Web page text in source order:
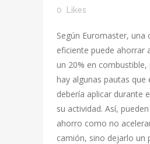
0
Likes
Según Euromaster, una
eficiente puede ahorrar
un 20% en combustible,
hay algunas pautas que
debería aplicar durante
su actividad. Así,
ahorro como no
camión, sino dejarlo un